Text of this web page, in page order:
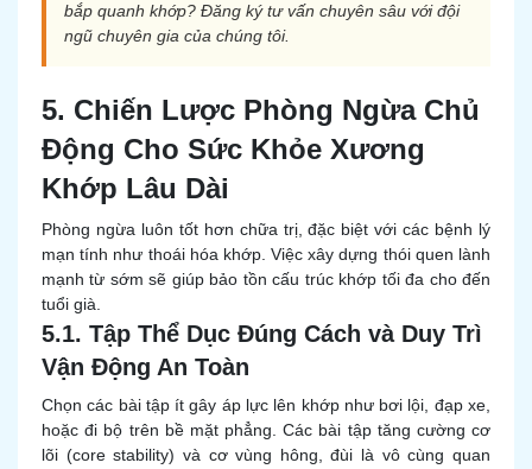
bắp quanh khớp? Đăng ký tư vấn chuyên sâu với đội
ngũ chuyên gia của chúng tôi.
5. Chiến Lược Phòng Ngừa Chủ
Động Cho Sức Khỏe Xương
Khớp Lâu Dài
Phòng ngừa luôn tốt hơn chữa trị, đặc biệt với các bệnh lý
mạn tính như thoái hóa khớp. Việc xây dựng thói quen lành
mạnh từ sớm sẽ giúp bảo tồn cấu trúc khớp tối đa cho đến
tuổi già.
5.1. Tập Thể Dục Đúng Cách và Duy Trì
Vận Động An Toàn
Chọn các bài tập ít gây áp lực lên khớp như bơi lội, đạp xe,
hoặc đi bộ trên bề mặt phẳng. Các bài tập tăng cường cơ
lõi (core stability) và cơ vùng hông, đùi là vô cùng quan